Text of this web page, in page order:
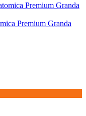
Premium Granda